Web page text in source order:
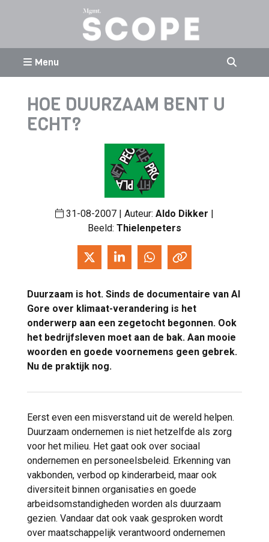
Menu
HOE DUURZAAM BENT U
ECHT?
31-08-2007 | Auteur: Aldo Dikker |
Beeld: Thielenpeters
Duurzaam is hot. Sinds de documentaire van Al
Gore over klimaat-verandering is het
onderwerp aan een zegetocht begonnen. Ook
het bedrijfsleven moet aan de bak. Aan mooie
woorden en goede voornemens geen gebrek.
Nu de praktijk nog.
Eerst even een misverstand uit de wereld helpen.
Duurzaam ondernemen is niet hetzelfde als zorg
voor het milieu. Het gaat ook over sociaal
ondernemen en personeelsbeleid. Erkenning van
vakbonden, verbod op kinderarbeid, maar ook
diversiteit binnen organisaties en goede
arbeidsomstandigheden worden als duurzaam
gezien. Vandaar dat ook vaak gesproken wordt
over maatschappelijk verantwoord ondernemen